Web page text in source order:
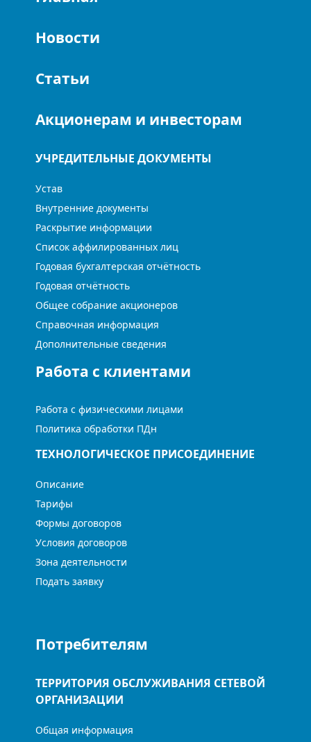
Новости
Статьи
Акционерам и инвесторам
УЧРЕДИТЕЛЬНЫЕ ДОКУМЕНТЫ
Устав
Внутренние документы
Раскрытие информации
Список аффилированных лиц
Годовая бухгалтерская отчётность
Годовая отчётность
Общее собрание акционеров
Справочная информация
Дополнительные сведения
Работа с клиентами
Работа с физическими лицами
Политика обработки ПДн
ТЕХНОЛОГИЧЕСКОЕ ПРИСОЕДИНЕНИЕ
Описание
Тарифы
Формы договоров
Условия договоров
Зона деятельности
Подать заявку
Потребителям
ТЕРРИТОРИЯ ОБСЛУЖИВАНИЯ СЕТЕВОЙ
ОРГАНИЗАЦИИ
Общая информация